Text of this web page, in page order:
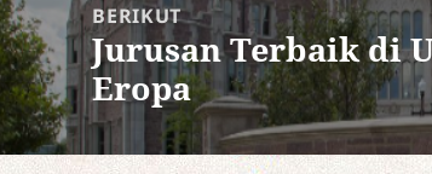
BERIKUT
Pos
berikutnya:
Jurusan Terbaik di
Eropa